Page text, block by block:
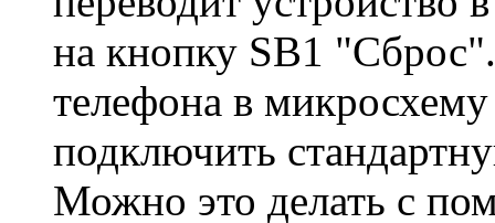
на кнопку SB1
телефона в
подключить
Можно это делать с